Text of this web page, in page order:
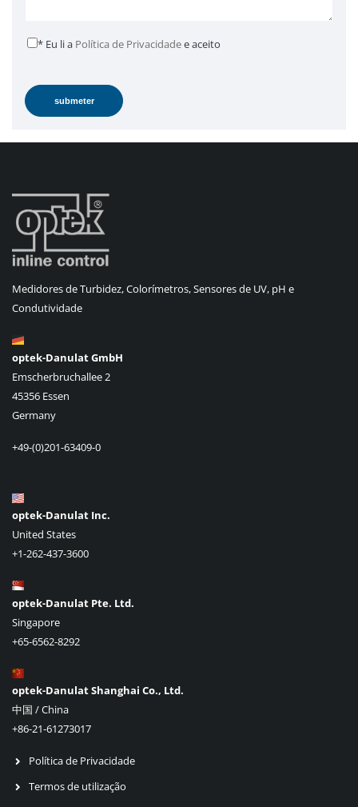
* Eu li a Política de Privacidadee aceito
Medidores de Turbidez, Colorímetros, Sensores de UV, pH e
Condutividade
optek-Danulat GmbH
Emscherbruchallee 2
45356 Essen
Germany
+49-(0)201-63409-0
optek-Danulat Inc.
United States
+1-262-437-3600
optek-Danulat Pte. Ltd.
Singapore
+65-6562-8292
optek-Danulat Shanghai Co., Ltd.
中国 / China
+86-21-61273017
Política de Privacidade
Termos de utilização